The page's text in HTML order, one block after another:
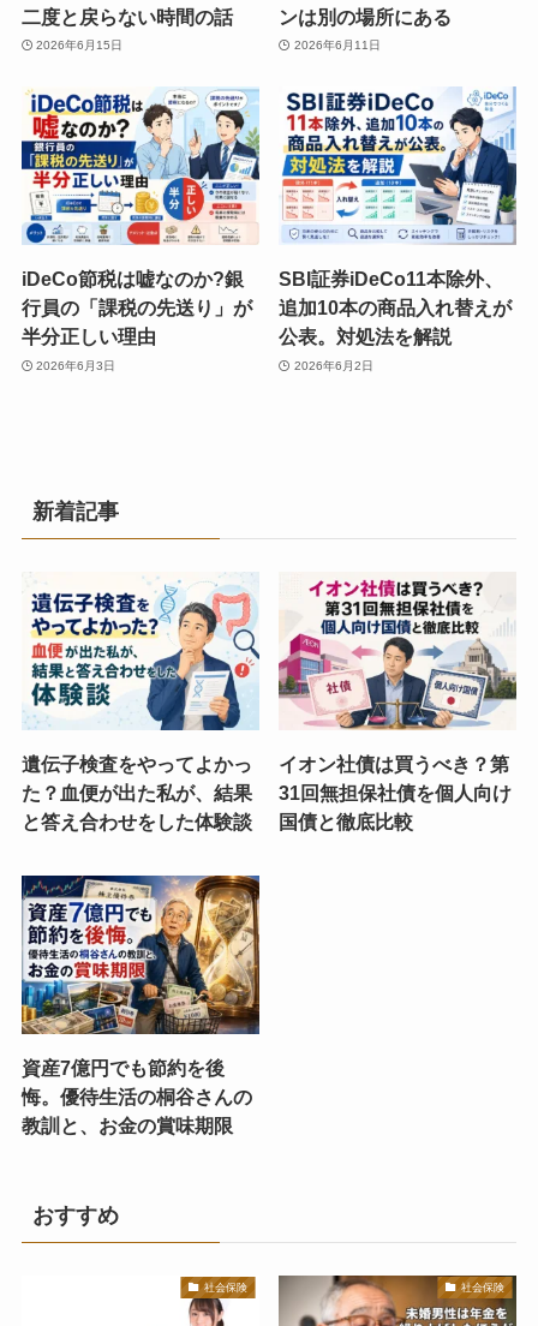
二度と戻らない時間の話
2026年6月15日
ンは別の場所にある
2026年6月11日
iDeCo節税は嘘なのか?銀
行員の「課税の先送り」が
半分正しい理由
2026年6月3日
SBI証券iDeCo11本除外、
追加10本の商品入れ替えが
公表。対処法を解説
2026年6月2日
新着記事
遺伝子検査をやってよかっ
た？血便が出た私が、結果
と答え合わせをした体験談
イオン社債は買うべき？第
31回無担保社債を個人向け
国債と徹底比較
資産7億円でも節約を後
悔。優待生活の桐谷さんの
教訓と、お金の賞味期限
おすすめ
社会保険 社会保険